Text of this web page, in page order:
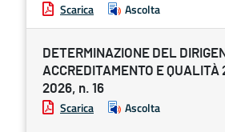
Scarica Ascolta
DETERMINAZIONE DEL
ACCREDITAMENTO E
2026, n. 16
Scarica Ascolta